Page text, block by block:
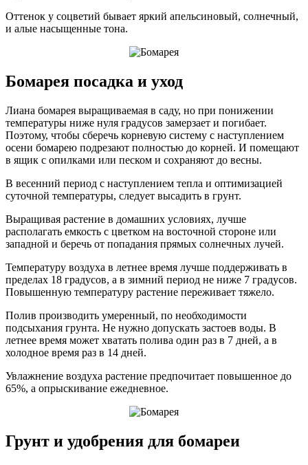
Оттенок у соцветий бывает яркий апельсиновый, солнечный,
и алые насыщенные тона.
Бомарея посадка и уход
Лиана бомарея выращиваемая в саду, но при понижении
температуры ниже нуля градусов замерзает и погибает.
Поэтому, чтобы сберечь корневую систему с наступлением
осени бомарею подрезают полностью до корней. И помещают
в ящик с опилками или песком и сохраняют до весны.
В весенний период с наступлением тепла и оптимизацией
суточной температуры, следует высадить в грунт.
Выращивая растение в домашних условиях, лучше
располагать емкость с цветком на восточной стороне или
западной и беречь от попадания прямых солнечных лучей.
Температуру воздуха в летнее время лучше поддерживать в
пределах 18 градусов, а в зимний период не ниже 7 градусов.
Повышенную температуру растение переживает тяжело.
Полив производить умеренный, по необходимости
подсыхания грунта. Не нужно допускать застоев воды. В
летнее время может хватать полива один раз в 7 дней, а в
холодное время раз в 14 дней.
Увлажнение воздуха растение предпочитает повышенное до
65%, а опрыскивание ежедневное.
Грунт и удобрения для бомареи